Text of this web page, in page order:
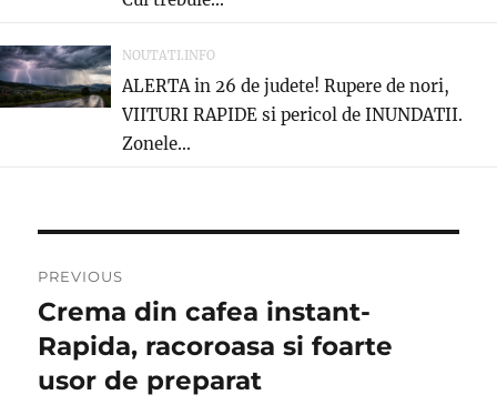
NOUTATI.INFO
ALERTA in 26 de judete! Rupere de nori,
VIITURI RAPIDE si pericol de INUNDATII.
Zonele...
navigation
PREVIOUS
Previous
post:
Crema din cafea instant-
Rapida, racoroasa si foarte
usor de preparat